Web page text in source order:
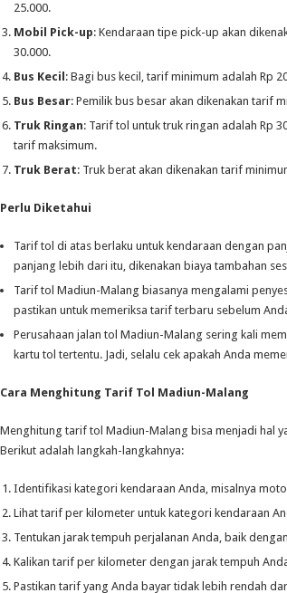
25.000.
Mobil Pick-up: Kendaraan tipe pick-up akan
30.000.
Bus Kecil : Bagi bus kecil, tarif minimum adalah Rp
Bus Besar: Pemilik bus besar akan dikenakan tarif
Truk Ringan: Tarif tol untuk truk ringan adalah Rp
tarif maksimum.
Truk Berat: Truk berat akan dikenakan tarif
Perlu Diketahui
Tarif tol di atas berlaku untuk kendaraan dengan
panjang lebih dari itu, dikenakan biaya tambahan
Tarif tol Madiun-Malang biasanya mengalami
pastikan untuk memeriksa tarif terbaru sebelum
Perusahaan jalan tol Madiun-Malang sering kali
kartu tol tertentu. Jadi, selalu cek apakah Anda
Cara Menghitung Tarif Tol Madiun-Malang
Menghitung tarif tol Madiun-Malang bisa menjadi hal
Berikut adalah langkah-langkahnya:
Identifikasi kategori kendaraan Anda, misalnya
Lihat tarif per kilometer untuk kategori kendaraan
Tentukan jarak tempuh perjalanan Anda, baik
Kalikan tarif per kilometer dengan jarak tempuh
Pastikan tarif yang Anda bayar tidak lebih rendah